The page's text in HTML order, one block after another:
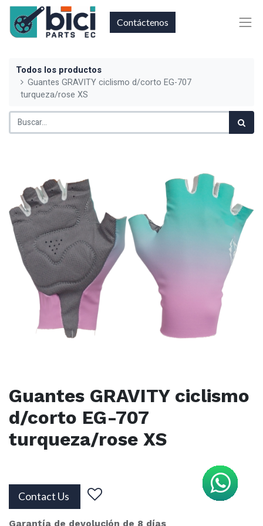
Contáctenos
Todos los productos
Guantes GRAVITY ciclismo d/corto EG-707
turqueza/rose XS
Guantes GRAVITY ciclismo
d/corto EG-707
turqueza/rose XS
Contact Us
Garantía de devolución de 8 días